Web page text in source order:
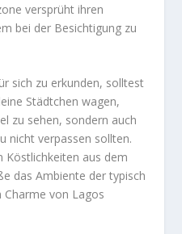
versprüht ihren
bei der Besichtigung zu
sich zu erkunden, solltest
Städtchen wagen,
zu sehen, sondern auch
nicht verpassen sollten.
Köstlichkeiten aus dem
das Ambiente der typisch
Charme von Lagos